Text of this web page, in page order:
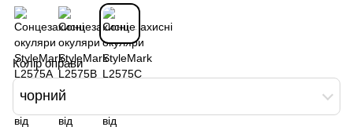
Колір оправи
чорний